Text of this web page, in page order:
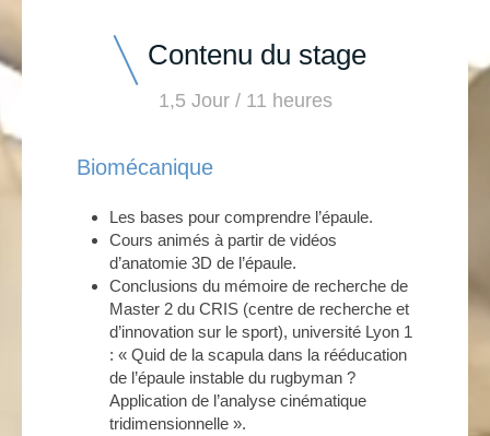
Contenu du stage
1,5 Jour / 11 heures
Biomécanique
Les bases pour comprendre l’épaule.
Cours animés à partir de vidéos
d’anatomie 3D de l’épaule.
Conclusions du mémoire de recherche de
Master 2 du CRIS (centre de recherche et
d’innovation sur le sport), université Lyon 1
: « Quid de la scapula dans la rééducation
de l’épaule instable du rugbyman ?
Application de l’analyse cinématique
tridimensionnelle ».